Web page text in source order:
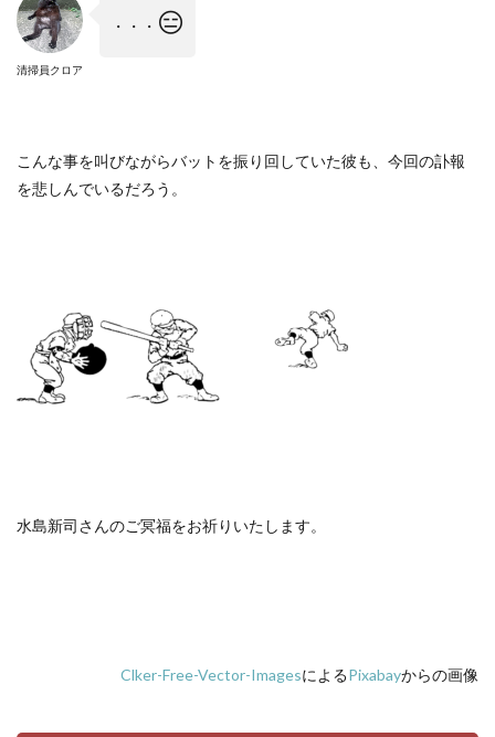
清掃員クロア
・・・ 😑
こんな事を叫びながらバットを振り回していた彼も、今回の訃報
を悲しんでいるだろう。
水島新司さんのご冥福をお祈りいたします。
Clker-Free-Vector-ImagesによるPixabayからの画像